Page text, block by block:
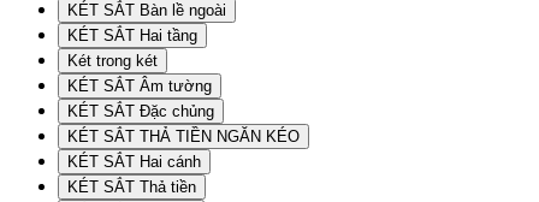
KÉT SẮT Bàn lề ngoài
KÉT SẮT Hai tầng
Két trong két
KÉT SẮT Âm tường
KÉT SẮT Đặc chủng
KÉT SẮT THẢ TIỀN NGĂN KÉO
KÉT SẮT Hai cánh
KÉT SẮT Thả tiền